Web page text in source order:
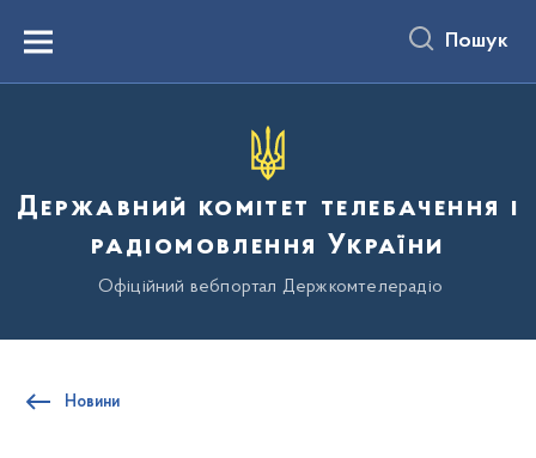
вмістуMenu Пошук
Державний комітет телебачення і
радіомовлення України
Офіційний вебпортал Держкомтелерадіо
Новини